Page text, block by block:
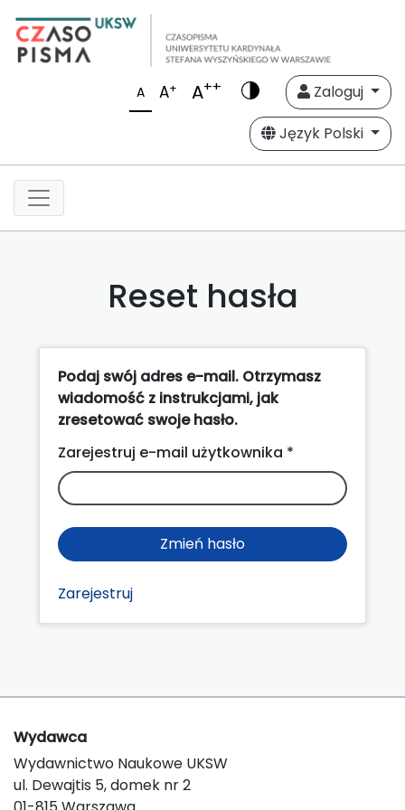
A A+ A++
Zaloguj
Język Polski
Reset hasła
Podaj swój adres e-mail. Otrzymasz
wiadomość z instrukcjami, jak
zresetować swoje hasło.
Zarejestruj e-mail użytkownika *
Zmień hasło
Zarejestruj
Wydawca
Wydawnictwo Naukowe UKSW
ul. Dewajtis 5, domek nr 2